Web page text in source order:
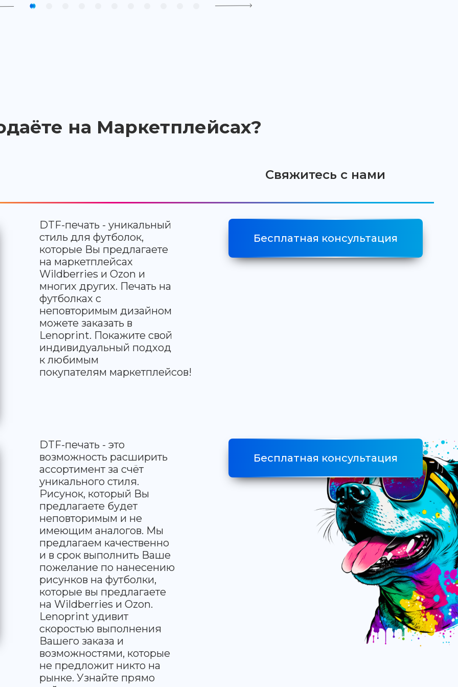
на Маркетплейсах?
Свяжитесь с нами
DTF-печать - уникальный
стиль для футболок,
которые Вы предлагаете
на маркетплейсах
Wildberries и Ozon и
многих других. Печать на
футболках с
неповторимым дизайном
можете заказать в
Lenoprint. Покажите свой
индивидуальный подход
к любимым
покупателям маркетплейсов!
Бесплатная консультация
DTF-печать - это
возможность расширить
ассортимент за счёт
уникального стиля.
Рисунок, который Вы
предлагаете будет
неповторимым и не
имеющим аналогов. Мы
предлагаем качественно
и в срок выполнить Ваше
пожелание по нанесению
рисунков на футболки,
которые вы предлагаете
на Wildberries и Ozon.
Lenoprint удивит
скоростью выполнения
Вашего заказа и
возможностями, которые
не предложит никто на
рынке. Узнайте прямо
Бесплатная консультация